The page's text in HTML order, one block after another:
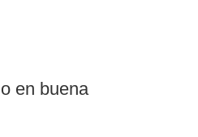
en buena